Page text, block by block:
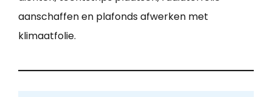
aanschaffen en plafonds afwerken met
klimaatfolie.